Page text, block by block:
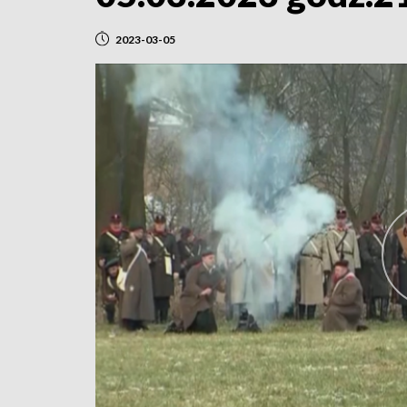
2023-03-05